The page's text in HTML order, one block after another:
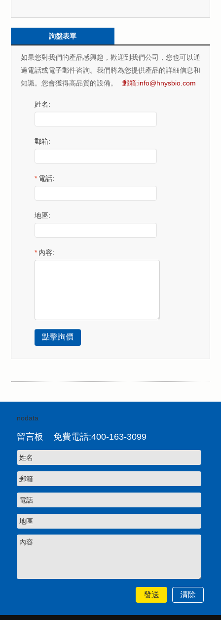
詢盤表單
如果您對我們的產品感興趣，歡迎到我們公司，您也可以通
過電話或電子郵件咨詢。我們將為您提供產品的詳細信息和
知識。您會獲得高品質的設備。
郵箱:info@hnysbio.com
姓名:
郵箱:
* 電話:
地區:
* 內容:
.
nodata
留言板 免費電話:400-163-3099